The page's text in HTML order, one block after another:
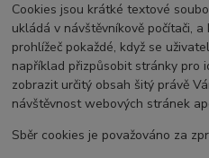
Cookies jsou krátké textové
ukládá v návštěvníkově počítači,
prohlížeč pokaždé, když se
například přizpůsobit stránky pro
zobrazit určitý obsah šitý právě
návštěvnost webových stránek
Sběr cookies je považováno za